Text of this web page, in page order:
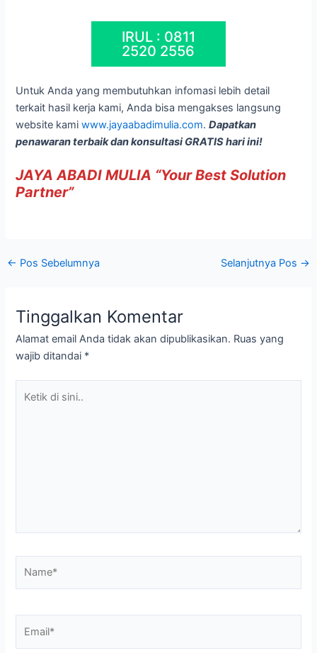
IRUL : 0811
2520 2556
Untuk Anda yang membutuhkan infomasi lebih detail
terkait hasil kerja kami, Anda bisa mengakses langsung
website kamiwww.jayaabadimulia.com.Dapatkan
penawaran terbaik dan konsultasi GRATIS hari ini!
JAYA ABADI MULIA “Your Best Solution
Partner”
← Pos Sebelumnya Selanjutnya Pos →
Tinggalkan Komentar
Alamat email Anda tidak akan dipublikasikan. Ruas yang
wajib ditandai *